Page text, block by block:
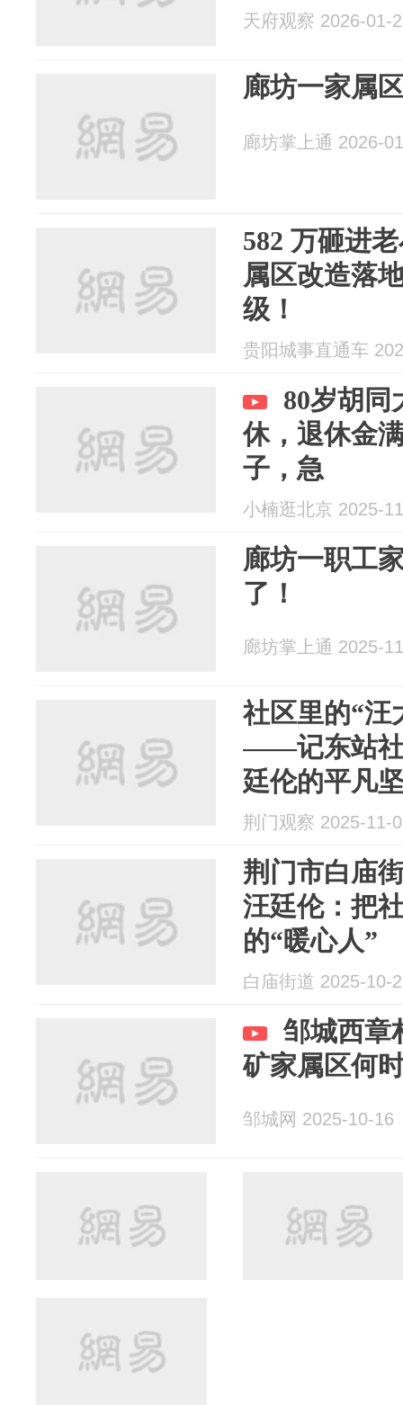
天府观察 2026-01-
廊坊一家属
廊坊掌上通 2026-
582 万砸进
属区改造落
级！
贵阳城事直通车
80岁胡同
休，退休金
子，急
小楠逛北京 2025-
廊坊一职工
了！
廊坊掌上通 2025-
社区里的“汪
——记东站社
廷伦的平凡
荆门观察 2025-11-
荆门市白庙
汪廷伦：把
的“暖心人”
白庙街道 2025-10-
邹城西章
矿家属区何
邹城网 2025-10-16